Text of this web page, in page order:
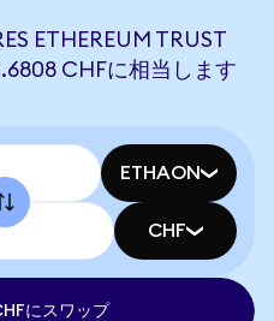
ETHEREUM TRUST
CHFに相当します
ETHAON
CHF
にスワップ